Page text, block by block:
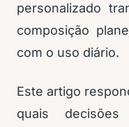
personalizado
composição
com o uso diário.
Este artigo
quais